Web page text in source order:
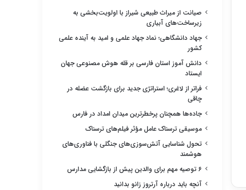
صیانت از میراث طبیعی شیراز با اولویت‌بخشی به
زیرساخت‌های آبیاری
جهاد دانشگاهی؛ نماد جهاد علمی و امید به آینده علمی
کشور
دانش آموز استان فارسی بر قله هوش مصنوعی جهان
ایستاد
فراتر از لاغری؛ استراتژی جدید برای بازگشت عضله در
چاقی
جاده‌ها همچنان پرخطرترین میدان امداد در فارس
موسیقی ترسناک عامل مؤثر فیلم‌های ترسناک
تحول شناسایی آتش‌سوزی‌های جنگلی با فناوری‌های
هوشمند
۶ توصیه مهم برای والدین پیش از بازگشایی مدارس
آنچه باید درباره آرتروز زانو بدانید